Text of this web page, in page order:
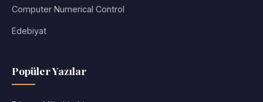
Computer Numerical Control
Edebiyat
Popüler Yazılar